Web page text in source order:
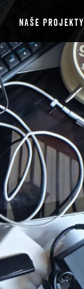
NAŠE PROJEKTY